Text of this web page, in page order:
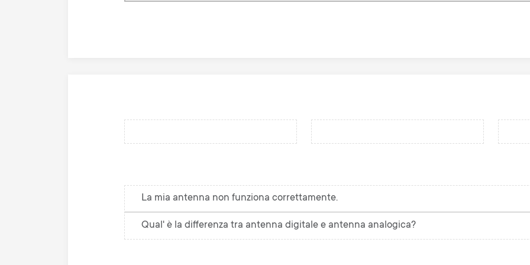
La mia antenna non funziona correttamente.
Qual' è la differenza tra antenna digitale e antenna analogica?